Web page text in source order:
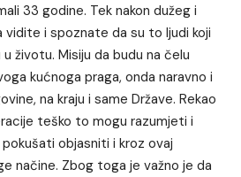
33 godine. Tek nakon dužeg i
vidite i spoznate da su to ljudi koji
životu. Misiju da budu na čelu
kućnoga praga, onda naravno i
na kraju i same Države. Rekao
teško to mogu razumjeti i
objasniti i kroz ovaj
načine. Zbog toga je važno je da